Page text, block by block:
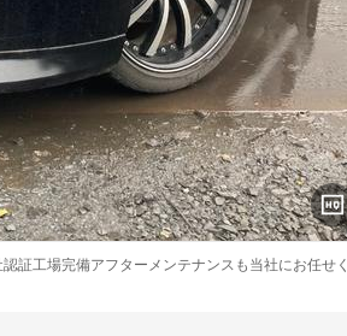
証工場完備アフターメンテナンスも当社にお任せく